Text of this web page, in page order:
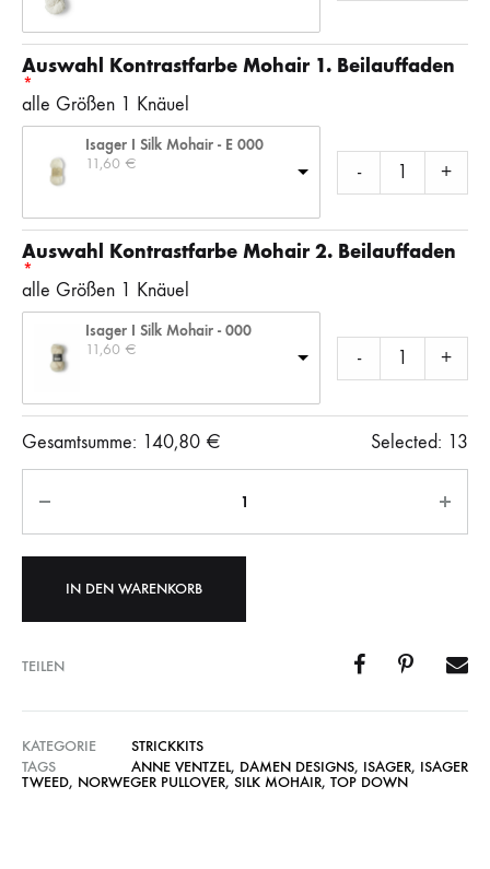
Auswahl Kontrastfarbe Mohair 1. Beilauffaden
alle Größen 1 Knäuel
Isager I Silk Mohair - E 000
11,60 € - +
Auswahl Kontrastfarbe Mohair 2. Beilauffaden
alle Größen 1 Knäuel
Isager I Silk Mohair - 000
11,60 € - +
Gesamtsumme: 140,80 € Selected: 13
IN DEN WARENKORB
TEILEN
KATEGORIE
STRICKKITS
TAGS
ANNE VENTZEL, DAMEN DESIGNS, ISAGER, ISAGER
TWEED, NORWEGER PULLOVER, SILK MOHAIR, TOP DOWN